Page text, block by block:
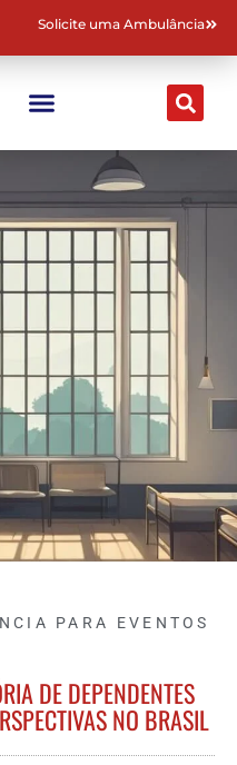
Solicite uma Ambulância
PARA EVENTOS
DE DEPENDENTES
NO BRASIL